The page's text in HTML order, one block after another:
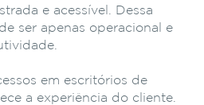
e acessível. Dessa
ser apenas operacional e
em escritórios de
a experiência do cliente.